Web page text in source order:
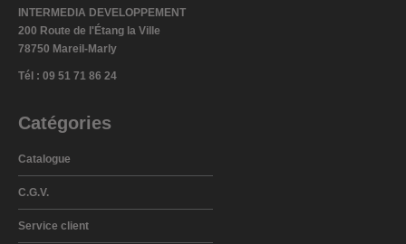
INTERMEDIA DEVELOPPEMENT
200 Route de l'Étang la Ville
78750 Mareil-Marly
Tél : 09 51 71 86 24
Catégories
Catalogue
C.G.V.
Service client